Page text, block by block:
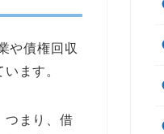
や債権回収
ます。
つまり、借